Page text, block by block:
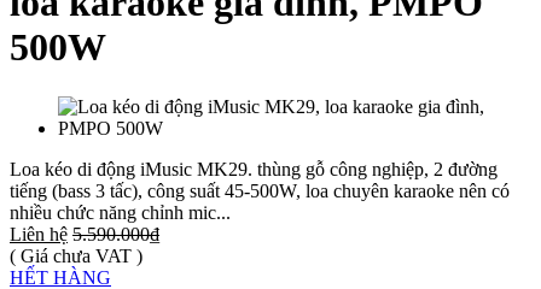
500W
Loa kéo di động iMusic MK29. thùng gỗ công nghiệp, 2 đường
tiếng (bass 3 tấc), công suất 45-500W, loa chuyên karaoke nên có
nhiều chức năng chỉnh mic...
Liên hệ 5.590.000₫
( Giá chưa VAT )
HẾT HÀNG